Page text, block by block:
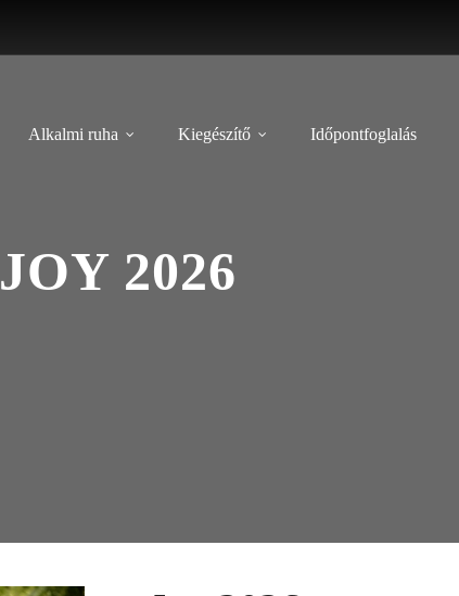
Alkalmi ruha Kiegészítő Időpontfoglalás
JOY 2026